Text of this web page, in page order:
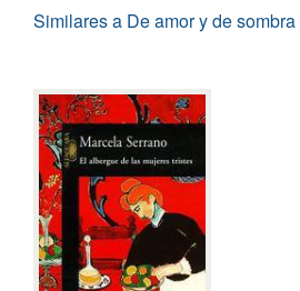
Similares a De amor y de sombra